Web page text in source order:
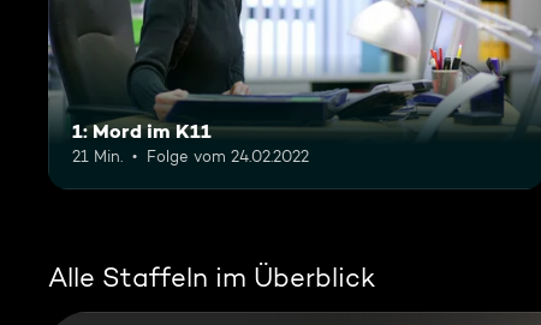
1: Mord im K11
21 Min. Folge vom 24.02.2022
Alle Staffeln im Überblick